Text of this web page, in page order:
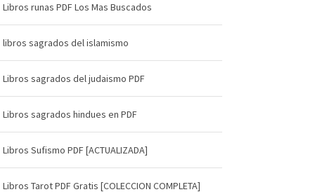
Libros runas PDF Los Mas Buscados
libros sagrados del islamismo
Libros sagrados del judaismo PDF
Libros sagrados hindues en PDF
Libros Sufismo PDF [ACTUALIZADA]
Libros Tarot PDF Gratis [COLECCION COMPLETA]